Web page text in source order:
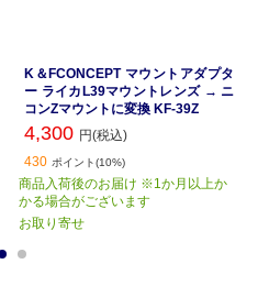
K＆FCONCEPT マウントアダプタ
ー ライカL39マウントレンズ → ニ
コンZマウントに変換 KF-39Z
4,300 円(税込)
430 ポイント(10%)
商品入荷後のお届け ※1か月以上か
かる場合がございます
お取り寄せ